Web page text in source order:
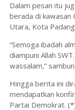
Dalam pesan itu
berada di kawasan
Utara, Kota
“Semoga ibadah
diampuni Allah
wassalam,”
Hingga berita ini
mendapatkan
Partai Demokrat.